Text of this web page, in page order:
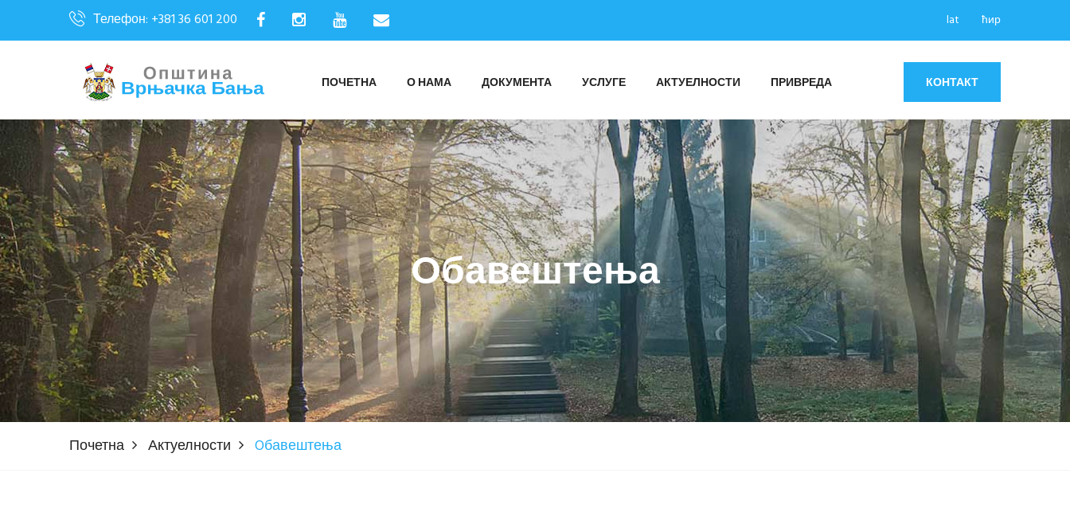
Телефон: +381 36 601 200 lat ћир
ПОЧЕТНА О НАМА ДОКУМЕНТА УСЛУГЕ АКТУЕЛНОСТИ ПРИВРЕДА КОНТАКТ
Oбавештења
Почетна Актуелности Oбавештења